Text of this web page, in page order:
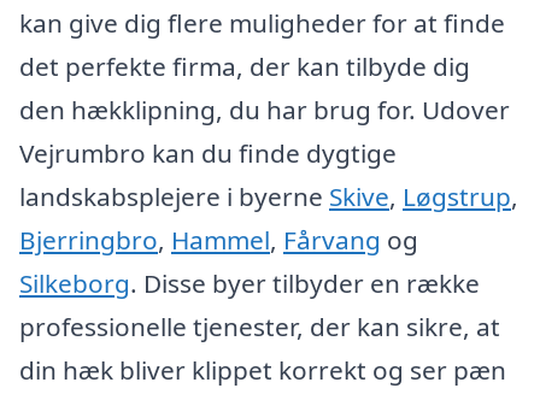
kan give dig flere muligheder for at finde
det perfekte firma, der kan tilbyde dig
den hækklipning, du har brug for. Udover
Vejrumbro kan du finde dygtige
landskabsplejere i byerne Skive, Løgstrup,
Bjerringbro, Hammel, Fårvang og
Silkeborg. Disse byer tilbyder en række
professionelle tjenester, der kan sikre, at
din hæk bliver klippet korrekt og ser pæn